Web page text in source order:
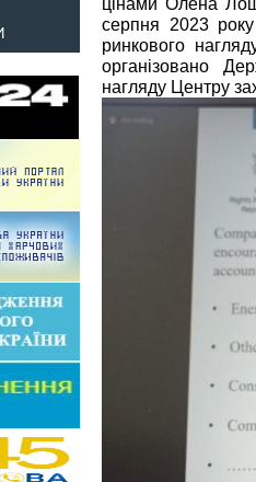
цінами Олена
серпня 2023
ринкового
організовано
нагляду Центру